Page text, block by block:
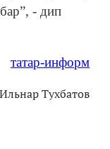
- дип
татар-информ
Тухбатов